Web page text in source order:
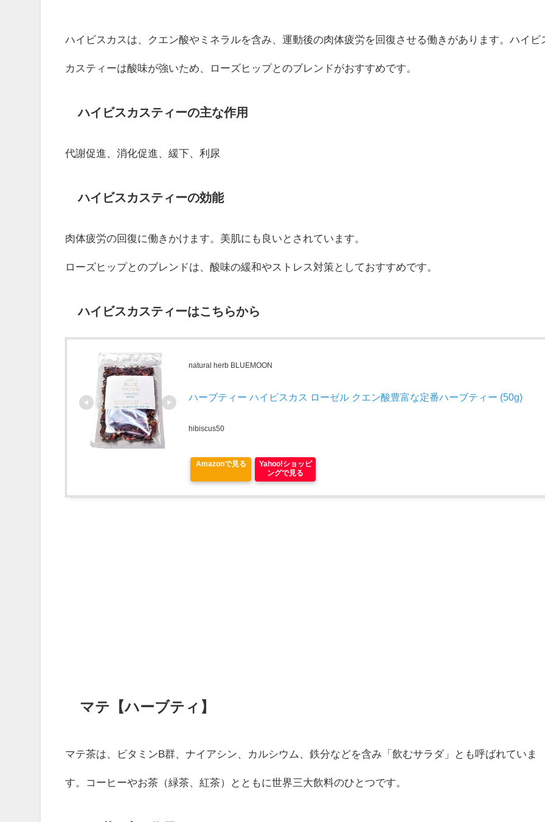
ハイビスカスは、クエン酸やミネラルを含み、運動後の肉体疲労を回復させる働きがあります。ハイビ
カスティーは酸味が強いため、ローズヒップとのブレンドがおすすめです。
ハイビスカスティーの主な作用
代謝促進、消化促進、緩下、利尿
ハイビスカスティーの効能
肉体疲労の回復に働きかけます。美肌にも良いとされています。
ローズヒップとのブレンドは、酸味の緩和やストレス対策としておすすめです。
ハイビスカスティーはこちらから
natural herb BLUEMOON
ハーブティー ハイビスカス ローゼル クエン酸豊富な定番ハーブティー (50g)
hibiscus50
Amazonで見る
Yahoo!ショッピ
ングで見る
マテ【ハーブティ】
マテ茶は、ビタミンB群、ナイアシン、カルシウム、鉄分などを含み「飲むサラダ」とも呼ばれていま
す。コーヒーやお茶（緑茶、紅茶）とともに世界三大飲料のひとつです。